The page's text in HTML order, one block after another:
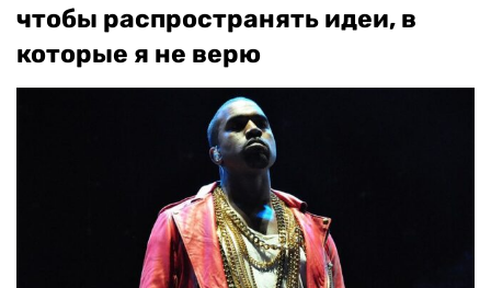
чтобы распространять идеи, в
которые я не верю